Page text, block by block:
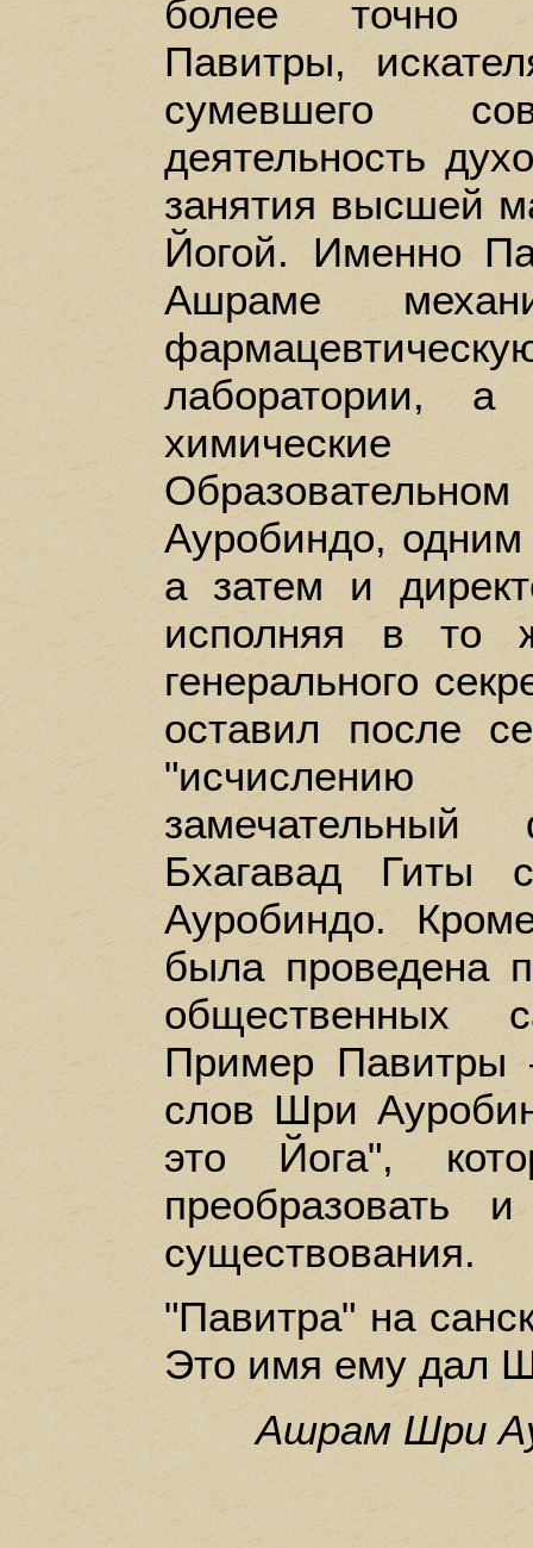
более точно
Павитры,
сумевшего
деятельность
занятия высшей
Йогой. Именно
Ашраме
лаборатории,
химические
Ауробиндо, одним
а затем и
исполняя в то
генерального
оставил после
замечательный
Бхагавад Гиты
Ауробиндо.
была проведена
общественных
Пример Павитры
слов Шри
это Йога",
преобразовать
существования.
"Павитра" на
Это имя ему дал
Ашрам Шри